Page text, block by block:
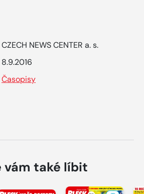
CZECH NEWS CENTER a. s.
8.9.2016
Časopisy
vám také líbit